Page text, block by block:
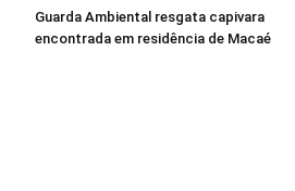
Guarda Ambiental resgata capivara
encontrada em residência de Macaé